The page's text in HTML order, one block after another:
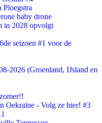
Ploegstra
baby drone
in 2028 opvolgt
seizoen #1 voor de
2026 (Groenland, IJsland en
Oekraïne - Volg ze hier! #3